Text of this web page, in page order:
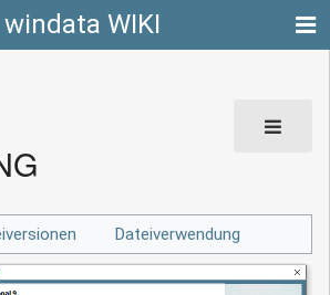
windata WIKI
Dateiverwendung